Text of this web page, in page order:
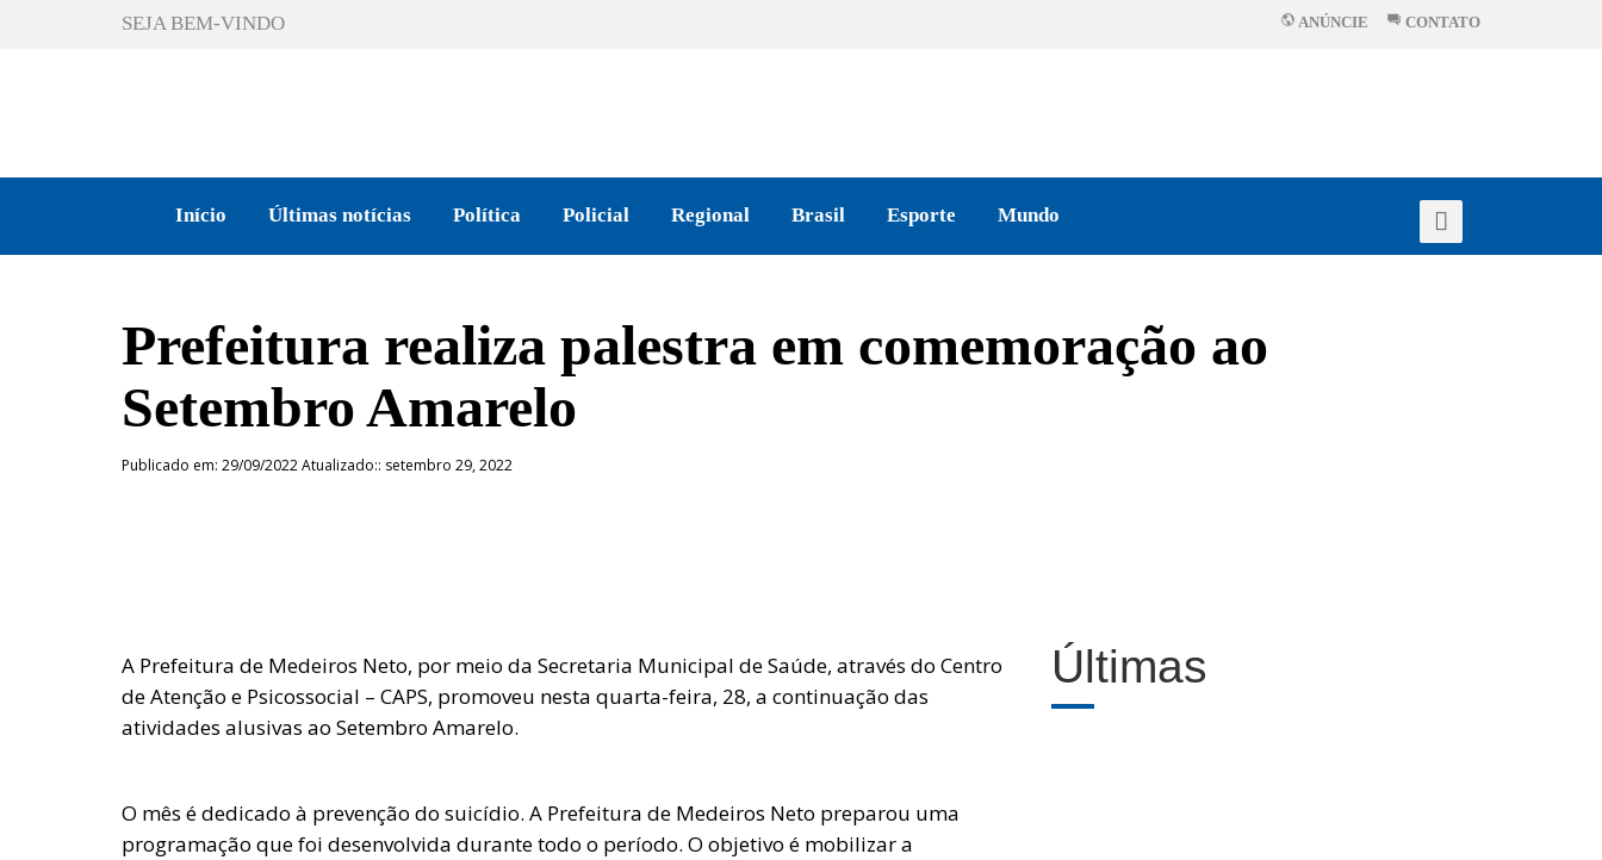
SEJA BEM-VINDO ANÚNCIE CONTATO
Início Últimas notícias Política Policial Regional Brasil Esporte Mundo
Prefeitura realiza palestra em comemoração ao
Setembro Amarelo
Publicado em: 29/09/2022 Atualizado:: setembro 29, 2022
A Prefeitura de Medeiros Neto, por meio da Secretaria Municipal de Saúde, através do Centro
de Atenção e Psicossocial – CAPS, promoveu nesta quarta-feira, 28, a continuação das
atividades alusivas ao Setembro Amarelo.
O mês é dedicado à prevenção do suicídio. A Prefeitura de Medeiros Neto preparou uma
programação que foi desenvolvida durante todo o período. O objetivo é mobilizar a
Últimas